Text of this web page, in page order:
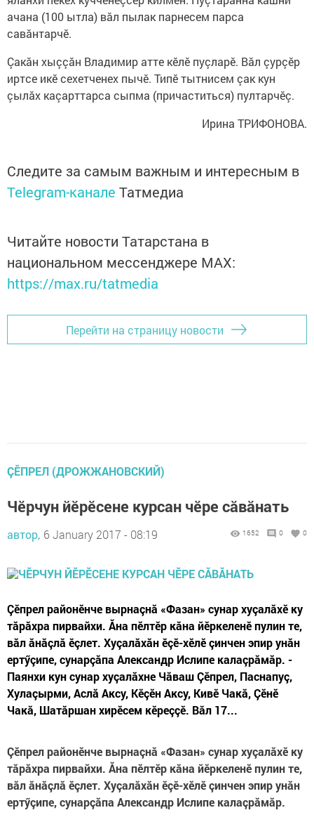
ачана (100 ытла) вăл пылак парнесем парса
савăнтарчӗ.
Çакăн хыççăн Владимир атте кӗлӗ пуçларӗ. Вăл çурçӗр
иртсе икӗ сехетченех пычӗ. Типӗ тытнисем çак кун
çылăх каçарттарса сыпма (причаститься) пултарчӗç.
Ирина ТРИФОНОВА.
Следите за самым важным и интересным в
Telegram-канале Татмедиа
Читайте новости Татарстана в
национальном мессенджере MАХ:
https://max.ru/tatmedia
Перейти на страницу новости
ÇĔПРЕЛ (ДРОЖЖАНОВСКИЙ)
Чӗрчун йӗрӗсене курсан чӗре сăвăнать
автор, 6 January 2017 - 08:19 1652 0 0
Çӗпрел районӗнче вырнаçнă «Фазан» сунар хуçалăхӗ ку
тăрăхра пирвайхи. Ăна пӗлтӗр кăна йӗркеленӗ пулин те,
вăл ăнăçлă ӗçлет. Хуçалăхăн ӗçӗ-хӗлӗ çинчен эпир унăн
ертӳçипе, сунарçăпа Александр Ислипе калаçрăмăр. -
Паянхи кун сунар хуçалăхне Чăваш Çӗпрел, Паснапуç,
Хулаçырми, Аслă Аксу, Кӗçӗн Аксу, Кивӗ Чакă, Çӗнӗ
Чакă, Шатăршан хирӗсем кӗреççӗ. Вăл 17...
Çӗпрел районӗнче вырнаçнă «Фазан» сунар хуçалăхӗ ку
тăрăхра пирвайхи. Ăна пӗлтӗр кăна йӗркеленӗ пулин те,
вăл ăнăçлă ӗçлет. Хуçалăхăн ӗçӗ-хӗлӗ çинчен эпир унăн
ертӳçипе, сунарçăпа Александр Ислипе калаçрăмăр.